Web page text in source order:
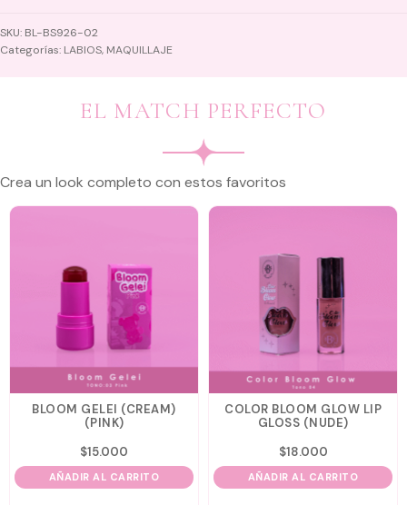
SKU: BL-BS926-02
Categorías: LABIOS, MAQUILLAJE
EL MATCH PERFECTO
Crea un look completo con estos favoritos
BLOOM GELEI (CREAM)
(PINK)
$15.000
AÑADIR AL CARRITO
COLOR BLOOM GLOW LIP
GLOSS (NUDE)
$18.000
AÑADIR AL CARRITO